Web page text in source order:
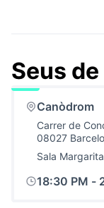
Seus
Canòdrom
Carrer de
08027
Sala
18:30 PM -
El següent
Saltar el mapa
+